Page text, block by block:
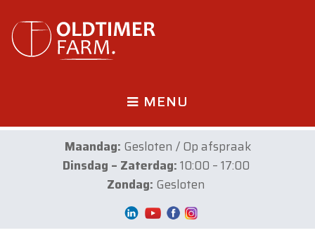
MENU
Maandag: Gesloten / Op afspraak
Dinsdag – Zaterdag:10:00 – 17:00
Zondag: Gesloten